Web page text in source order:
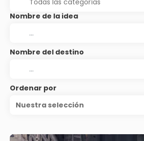
Nombre de la idea
Nombre del destino
Ordenar por
Nuestra selección